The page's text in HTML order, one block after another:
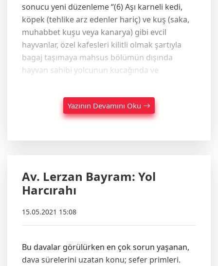
sonucu yeni düzenleme “(6) Aşı karneli kedi,
köpek (tehlike arz edenler hariç) ve kuş (saka,
muhabbet kuşu veya kanarya) gibi evcil
hayvanlar, özel kafesleri kilitli olmak şartıyla
bagaj taşımaya mahsus bölümün dışında
hayvan sahibi yolcunun kucağında ve
Yazının Devamını Oku
Av. Lerzan Bayram: Yol
Harcırahı
15.05.2021 15:08
Bu davalar görülürken en çok sorun yaşanan,
dava sürelerini uzatan konu; sefer primleri.